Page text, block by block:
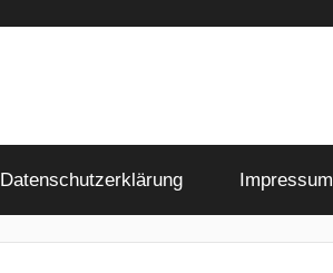
Datenschutzerklärung Impressum